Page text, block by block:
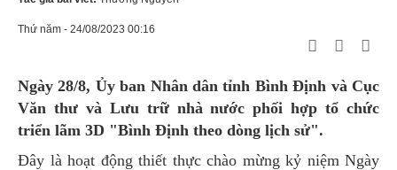
Thứ năm - 24/08/2023 00:16
Ngày 28/8, Ủy ban Nhân dân tỉnh Bình Định và Cục
Văn thư và Lưu trữ nhà nước phối hợp tổ chức
triển lãm 3D "Bình Định theo dòng lịch sử".
Đây là hoạt động thiết thực chào mừng kỷ niệm Ngày